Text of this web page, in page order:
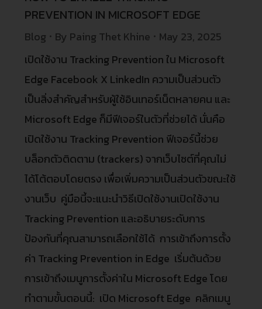
PREVENTION IN MICROSOFT EDGE
Blog By Paing Thet Khine
May 23, 2025
เปิดใช้งาน Tracking Prevention ใน Microsoft
Edge Facebook X LinkedIn ความเป็นส่วนตัว
เป็นสิ่งสำคัญสำหรับผู้ใช้อินเทอร์เน็ตหลายคน และ
Microsoft Edge ก็มีฟีเจอร์ในตัวที่ช่วยได้ นั่นคือ
เปิดใช้งาน Tracking Prevention ฟีเจอร์นี้ช่วย
บล็อกตัวติดตาม (trackers) จากเว็บไซต์ที่คุณไม่
ได้โต้ตอบโดยตรง เพื่อเพิ่มความเป็นส่วนตัวขณะใช้
งานเว็บ คู่มือนี้จะแนะนำวิธีเปิดใช้งานเปิดใช้งาน
Tracking Prevention และอธิบายระดับการ
ป้องกันที่คุณสามารถเลือกใช้ได้ การเข้าถึงการตั้ง
ค่า Tracking Prevention in Edge เริ่มต้นด้วย
การเข้าถึงเมนูการตั้งค่าใน Microsoft Edge โดย
ทำตามขั้นตอนนี้: เปิด Microsoft Edge คลิกเมนู